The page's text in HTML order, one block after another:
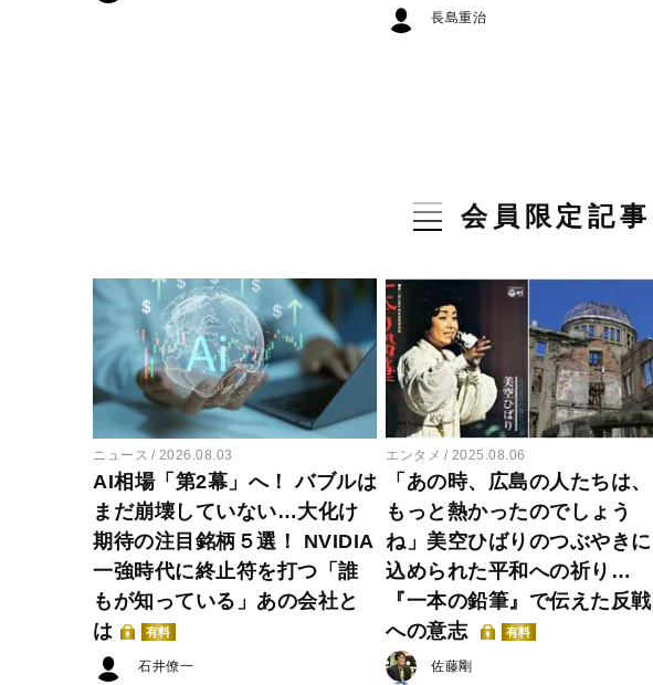
長島重治
会員限定記事
ニュース 2026.08.03
AI相場「第2幕」へ！ バブルは
まだ崩壊していない…大化け
期待の注目銘柄５選！ NVIDIA
一強時代に終止符を打つ「誰
もが知っている」あの会社と
は
有料
石井僚一
エンタメ 2025.08.06
「あの時、広島の人たちは、
もっと熱かったのでしょう
ね」美空ひばりのつぶやきに
込められた平和への祈り…
『一本の鉛筆』で伝えた反戦
への意志
有料
佐藤剛